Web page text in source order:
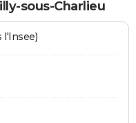
sous-Charlieu
l'Insee)